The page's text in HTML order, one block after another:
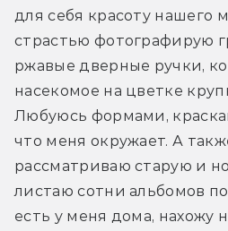
для себя красоту нашего
страстью фотографирую
ржавые дверные ручки,
насекомое на цветке
Любуюсь формами,
что меня окружает. А
рассматриваю старую и
листаю сотни альбомов по
есть у меня дома, нахожу